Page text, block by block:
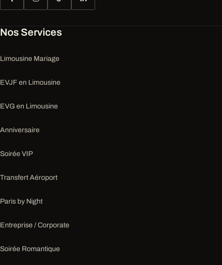
Nos Services
Limousine Mariage
EVJF en Limousine
EVG en Limousine
Anniversaire
Soirée VIP
Transfert Aéroport
Paris by Night
Entreprise / Corporate
Soirée Romantique